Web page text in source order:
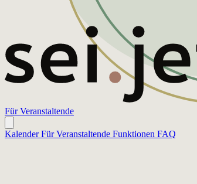
Für Veranstaltende
Kalender Für Veranstaltende Funktionen FAQ